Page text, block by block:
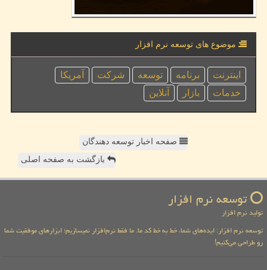
موضوع های توسعه نرم افزار
اینترنت برنامه توسعه شركت
آمریكا
خدمات
بازار آنلاین
صفحه اخبار توسعه دهندگان
بازگشت به صفحه اصلی
توسعه نرم افزار
تولید نرم افزار
توسعه نرم افزار: ایده‌های شما، خط به خط کد ما. ما فقط نرم‌افزار نمیسازیم؛ ابزارهای موفقیت شما
رو طراحی می‌کنیم!